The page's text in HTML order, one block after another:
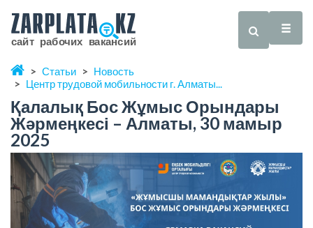
Статьи
Новость
Центр трудовой мобильности г. Алматы...
Қалалық Бос Жұмыс Орындары
Жәрмеңкесі – Алматы, 30 мамыр
2025